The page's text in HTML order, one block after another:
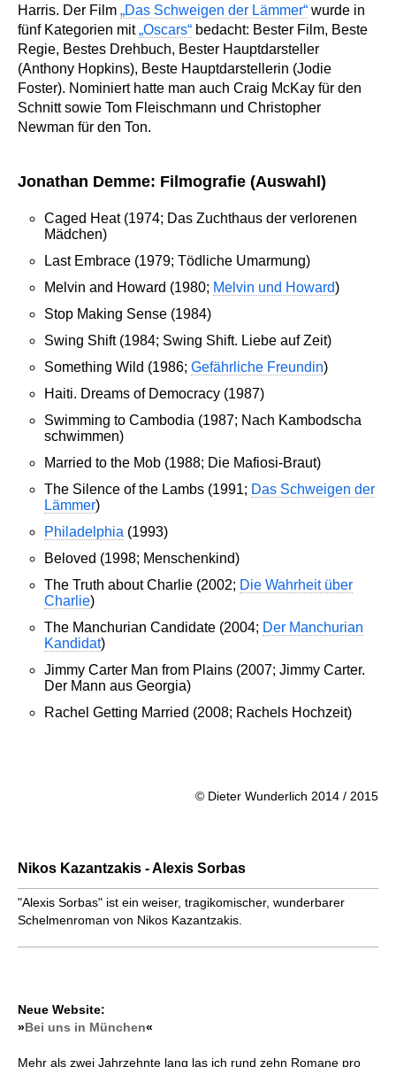
Harris. Der Film „Das Schweigen der Lämmer“ wurde in
fünf Kategorien mit„Oscars“ bedacht: Bester Film, Beste
Regie, Bestes Drehbuch, Bester Hauptdarsteller
(Anthony Hopkins), Beste Hauptdarstellerin (Jodie
Foster). Nominiert hatte man auch Craig McKay für den
Schnitt sowie Tom Fleischmann und Christopher
Newman für den Ton.
Jonathan Demme: Filmografie (Auswahl)
Caged Heat (1974; Das Zuchthaus der verlorenen
Mädchen)
Last Embrace (1979; Tödliche Umarmung)
Melvin and Howard (1980; Melvin und Howard)
Stop Making Sense (1984)
Swing Shift (1984; Swing Shift. Liebe auf Zeit)
Something Wild (1986; Gefährliche Freundin)
Haiti. Dreams of Democracy (1987)
Swimming to Cambodia (1987; Nach Kambodscha
schwimmen)
Married to the Mob (1988; Die Mafiosi-Braut)
The Silence of the Lambs (1991; Das Schweigen der
Lämmer)
Philadelphia (1993)
Beloved (1998; Menschenkind)
The Truth about Charlie (2002; Die Wahrheit über
Charlie)
The Manchurian Candidate (2004; Der Manchurian
Kandidat)
Jimmy Carter Man from Plains (2007; Jimmy Carter.
Der Mann aus Georgia)
Rachel Getting Married (2008; Rachels Hochzeit)
© Dieter Wunderlich 2014 / 2015
Nikos Kazantzakis - Alexis Sorbas
"Alexis Sorbas" ist ein weiser, tragikomischer, wunderbarer
Schelmenroman von Nikos Kazantzakis.
Neue Website:
»Bei uns in München«
Mehr als zwei Jahrzehnte lang las ich rund zehn Romane pro